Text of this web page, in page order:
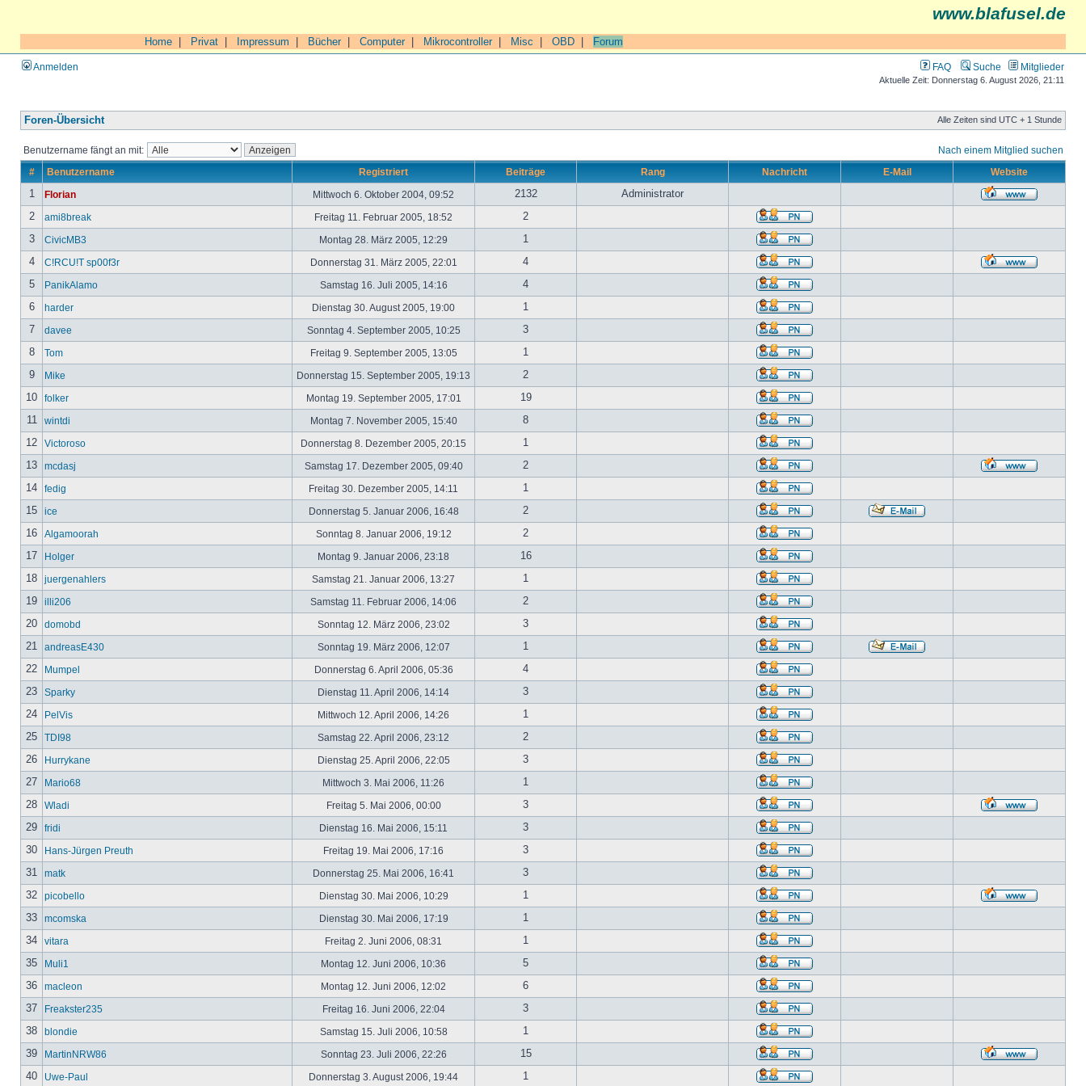
www.blafusel.de
Home Privat Impressum Bücher| Computer| Mikrocontroller| Misc OBD Forum
Anmelden FAQ Suche Mitglieder
Aktuelle Zeit: Donnerstag 6. August 2026, 21:11
Foren-Übersicht Alle Zeiten sind UTC + 1 Stunde
Benutzername fängt an mit: Nach einem Mitglied suchen
# Benutzername Registriert Beiträge Rang Nachricht E-Mail Website
1 Florian Mittwoch 6. Oktober 2004, 09:52 2132
Administrator
2
ami8break Freitag 11. Februar 2005, 18:52
2
3
CivicMB3 Montag 28. März 2005, 12:29
1
4
C!RCU!T sp00f3r Donnerstag 31. März 2005, 22:01
4
5
PanikAlamo Samstag 16. Juli 2005, 14:16
4
6
harder Dienstag 30. August 2005, 19:00
1
7
davee Sonntag 4. September 2005, 10:25
3
8
Tom Freitag 9. September 2005, 13:05
1
9
Mike Donnerstag 15. September 2005, 19:13
2
10
folker Montag 19. September 2005, 17:01
19
11
wintdi Montag 7. November 2005, 15:40
8
12
Victoroso Donnerstag 8. Dezember 2005, 20:15
1
13
mcdasj Samstag 17. Dezember 2005, 09:40
2
14
fedig Freitag 30. Dezember 2005, 14:11
1
15
ice Donnerstag 5. Januar 2006, 16:48
2
16
Algamoorah Sonntag 8. Januar 2006, 19:12
2
17
Holger Montag 9. Januar 2006, 23:18
16
18
juergenahlers Samstag 21. Januar 2006, 13:27
1
19
illi206 Samstag 11. Februar 2006, 14:06
2
20
domobd Sonntag 12. März 2006, 23:02
3
21
andreasE430 Sonntag 19. März 2006, 12:07
1
22
Mumpel Donnerstag 6. April 2006, 05:36
4
23
Sparky Dienstag 11. April 2006, 14:14
3
24
PelVis Mittwoch 12. April 2006, 14:26
1
25
TDI98 Samstag 22. April 2006, 23:12
2
26
Hurrykane Dienstag 25. April 2006, 22:05
3
27
Mario68 Mittwoch 3. Mai 2006, 11:26
1
28
Wladi Freitag 5. Mai 2006, 00:00
3
29
fridi Dienstag 16. Mai 2006, 15:11
3
30
Hans-Jürgen Preuth Freitag 19. Mai 2006, 17:16
3
31
matk Donnerstag 25. Mai 2006, 16:41
3
32
picobello Dienstag 30. Mai 2006, 10:29
1
33
mcomska Dienstag 30. Mai 2006, 17:19
1
34
vitara Freitag 2. Juni 2006, 08:31
1
35
Muli1 Montag 12. Juni 2006, 10:36
5
36
macleon Montag 12. Juni 2006, 12:02
6
37
Freakster235 Freitag 16. Juni 2006, 22:04
3
38
blondie Samstag 15. Juli 2006, 10:58
1
39
MartinNRW86 Sonntag 23. Juli 2006, 22:26
15
40
Uwe-Paul Donnerstag 3. August 2006, 19:44 1